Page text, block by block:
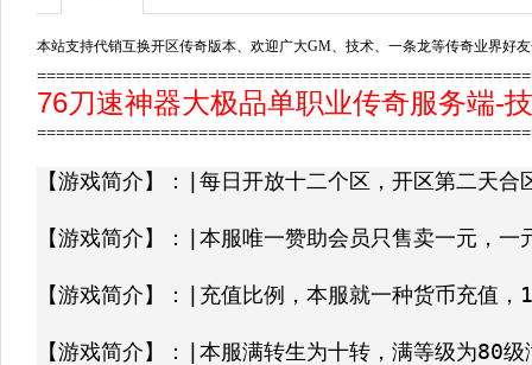
本站支持代销互换开区传奇版本、欢迎广大GM、技术、一条龙等传奇业界好
76刀速神器大极品单职业传奇服务端-
【游戏简介】：|每日开放十二个区，开区第二天
【游戏简介】：|本服唯一赞助会员只售卖一元，
【游戏简介】：|充值比例，本服就一种货币充值
【游戏简介】：|本服满转生为十转，满等级为80